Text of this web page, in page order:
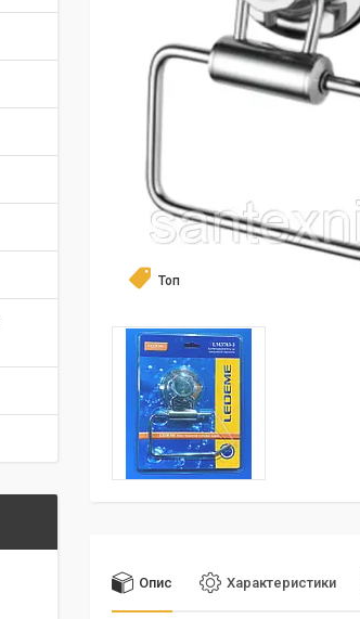
Топ
Опис Характеристики